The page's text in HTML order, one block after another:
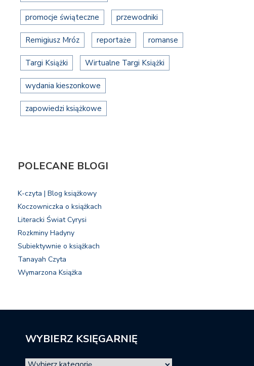
promocje świąteczne przewodniki
Remigiusz Mróz reportaże romanse
Targi Książki Wirtualne Targi Książki
wydania kieszonkowe
zapowiedzi książkowe
POLECANE BLOGI
K-czyta | Blog książkowy
Koczowniczka o książkach
Literacki Świat Cyrysi
Rozkminy Hadyny
Subiektywnie o książkach
Tanayah Czyta
Wymarzona Książka
WYBIERZ KSIĘGARNIĘ